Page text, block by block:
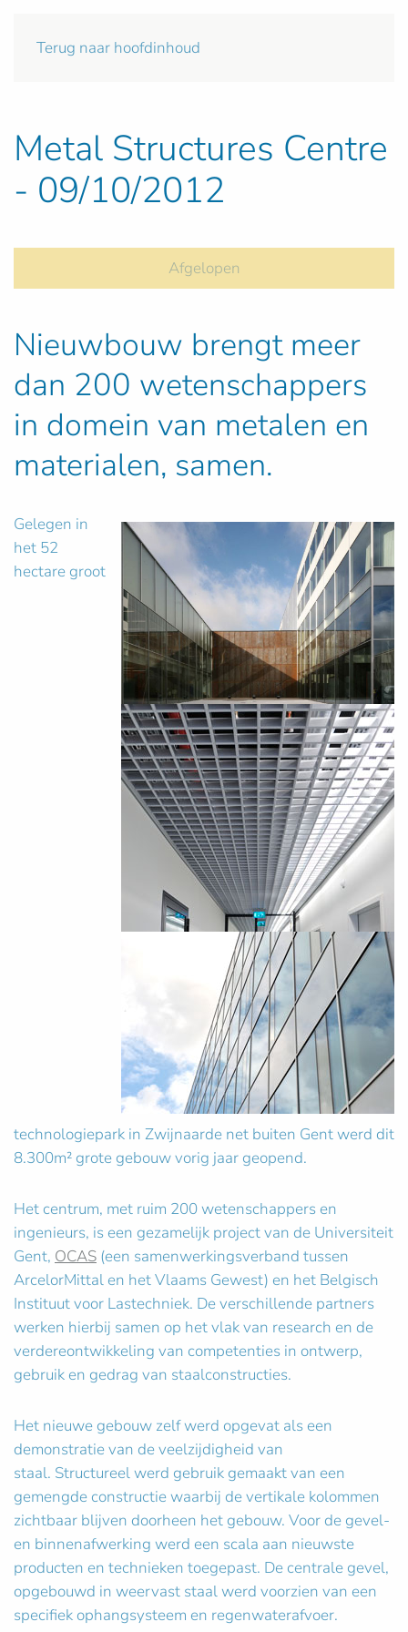
Terug naar hoofdinhoud
Metal Structures Centre
- 09/10/2012
Afgelopen
Nieuwbouw brengt meer
dan 200 wetenschappers
in domein van metalen en
materialen, samen.
Gelegen in
het 52
hectare groot
technologiepark in Zwijnaarde net buiten Gent werd dit
8.300m² grote gebouw vorig jaar geopend.
Het centrum, met ruim 200 wetenschappers en
ingenieurs, is een gezamelijk project van de Universiteit
Gent, OCAS (een samenwerkingsverband tussen
ArcelorMittal en het Vlaams Gewest) en het Belgisch
Instituut voor Lastechniek. De verschillende partners
werken hierbij samen op het vlak van research en de
verdereontwikkeling van competenties in ontwerp,
gebruik en gedrag van staalconstructies.
Het nieuwe gebouw zelf werd opgevat als een
demonstratie van de veelzijdigheid van
staal. Structureel werd gebruik gemaakt van een
gemengde constructie waarbij de vertikale kolommen
zichtbaar blijven doorheen het gebouw. Voor de gevel-
en binnenafwerking werd een scala aan nieuwste
producten en technieken toegepast. De centrale gevel,
opgebouwd in weervast staal werd voorzien van een
specifiek ophangsysteem en regenwaterafvoer.